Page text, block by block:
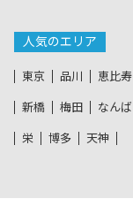
人気のエリア
東京 品川 恵比寿
新橋 梅田 なんば
栄 博多 天神